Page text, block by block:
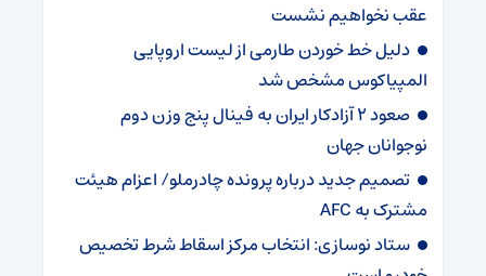
عقب نخواهیم نشست
دلیل خط خوردن طارمی از لیست اروپایی
المپیاکوس مشخص شد
صعود ۲ آزادکار ایران به فینال پنج وزن دوم
نوجوانان جهان
تصمیم جدید درباره پرونده چادرملو/ اعزام هیئت
مشترک به AFC
ستاد نوسازی: انتخاب مرکز اسقاط شرط تخصیص